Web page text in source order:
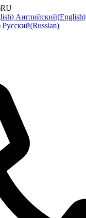
RU
Английский(English)
Русский(Russian)